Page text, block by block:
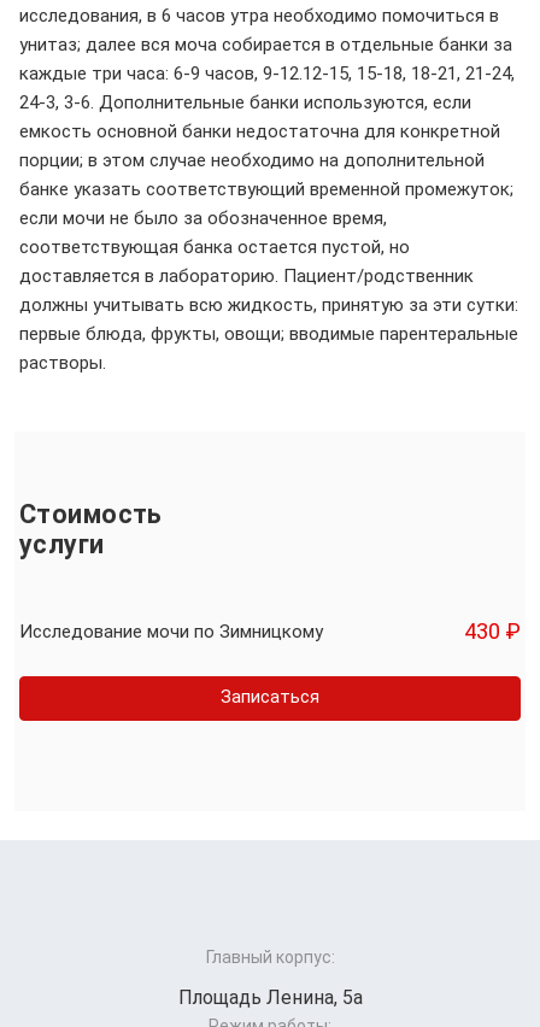
исследования, в 6 часов утра необходимо помочиться в
унитаз; далее вся моча собирается в отдельные банки за
каждые три часа: 6-9 часов, 9-12.12-15, 15-18, 18-21, 21-24,
24-3, 3-6. Дополнительные банки используются, если
емкость основной банки недостаточна для конкретной
порции; в этом случае необходимо на дополнительной
банке указать соответствующий временной промежуток;
если мочи не было за обозначенное время,
соответствующая банка остается пустой, но
доставляется в лабораторию. Пациент/родственник
должны учитывать всю жидкость, принятую за эти сутки:
первые блюда, фрукты, овощи; вводимые парентеральные
растворы.
Стоимость
услуги
Исследование мочи по Зимницкому 430 ₽
Записаться
Главный корпус:
Площадь Ленина, 5а